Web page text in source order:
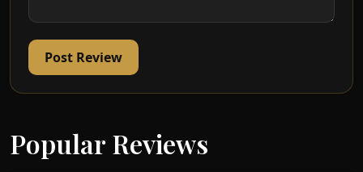
Post Review
Popular Reviews